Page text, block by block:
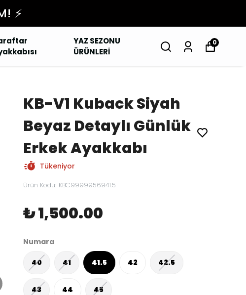
⚡️
YAZ SEZONU
ÜRÜNLERİ
0
KB-V1 Kuback Siyah
Beyaz Detaylı Günlük
Erkek Ayakkabı
Tükeniyor
Ürün Kodu: KBC9999956941.5
₺ 1,500.00
Numara
40 41 41.5 42 42.5
43 44 45